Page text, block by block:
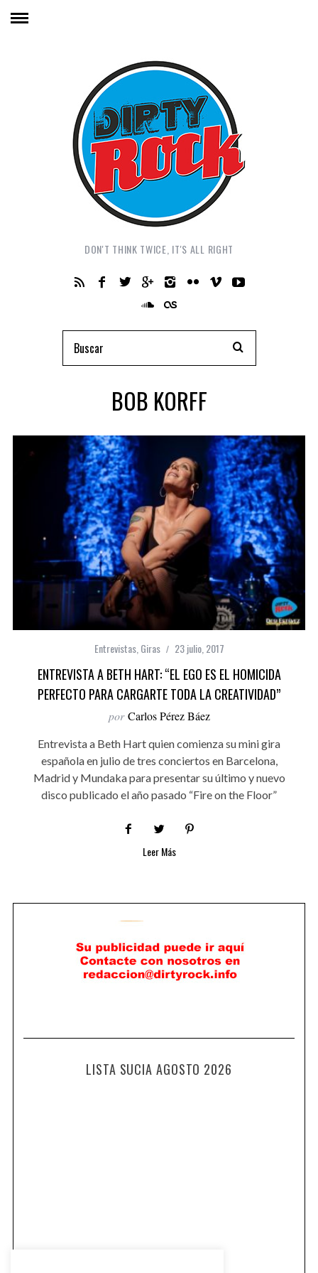
DON'T THINK TWICE, IT'S ALL RIGHT
BOB KORFF
Entrevistas, Giras 23 julio, 2017
ENTREVISTA A BETH HART: “EL EGO ES EL HOMICIDA
PERFECTO PARA CARGARTE TODA LA CREATIVIDAD”
por Carlos Pérez Báez
Entrevista a Beth Hart quien comienza su mini gira
española en julio de tres conciertos en Barcelona,
Madrid y Mundaka para presentar su último y nuevo
disco publicado el año pasado “Fire on the Floor”
Leer Más
LISTA SUCIA AGOSTO 2026